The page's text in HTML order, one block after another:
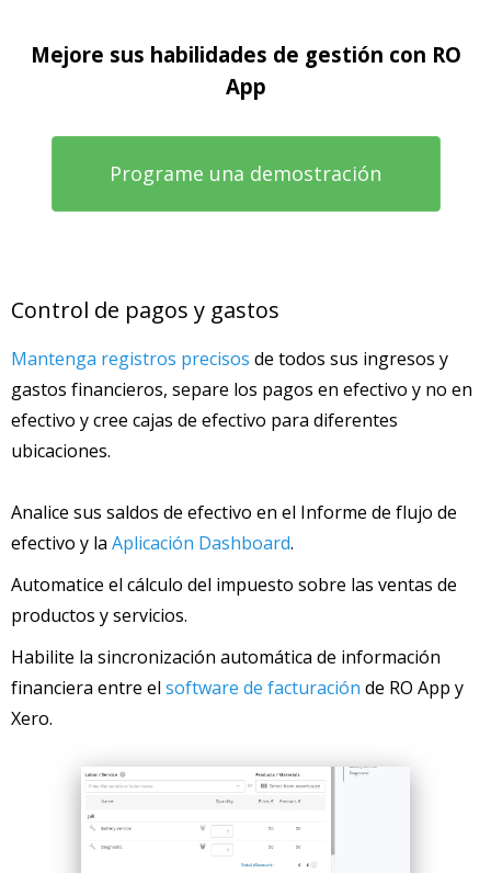
Mejore sus habilidades de gestión con RO
App
Programe una demostración
Control de pagos y gastos
Mantenga registros precisos de todos sus ingresos y
gastos financieros, separe los pagos en efectivo y no en
efectivo y cree cajas de efectivo para diferentes
ubicaciones.
Analice sus saldos de efectivo en el Informe de flujo de
efectivo y la Aplicación Dashboard.
Automatice el cálculo del impuesto sobre las ventas de
productos y servicios.
Habilite la sincronización automática de información
financiera entre el software de facturación de RO App y
Xero.